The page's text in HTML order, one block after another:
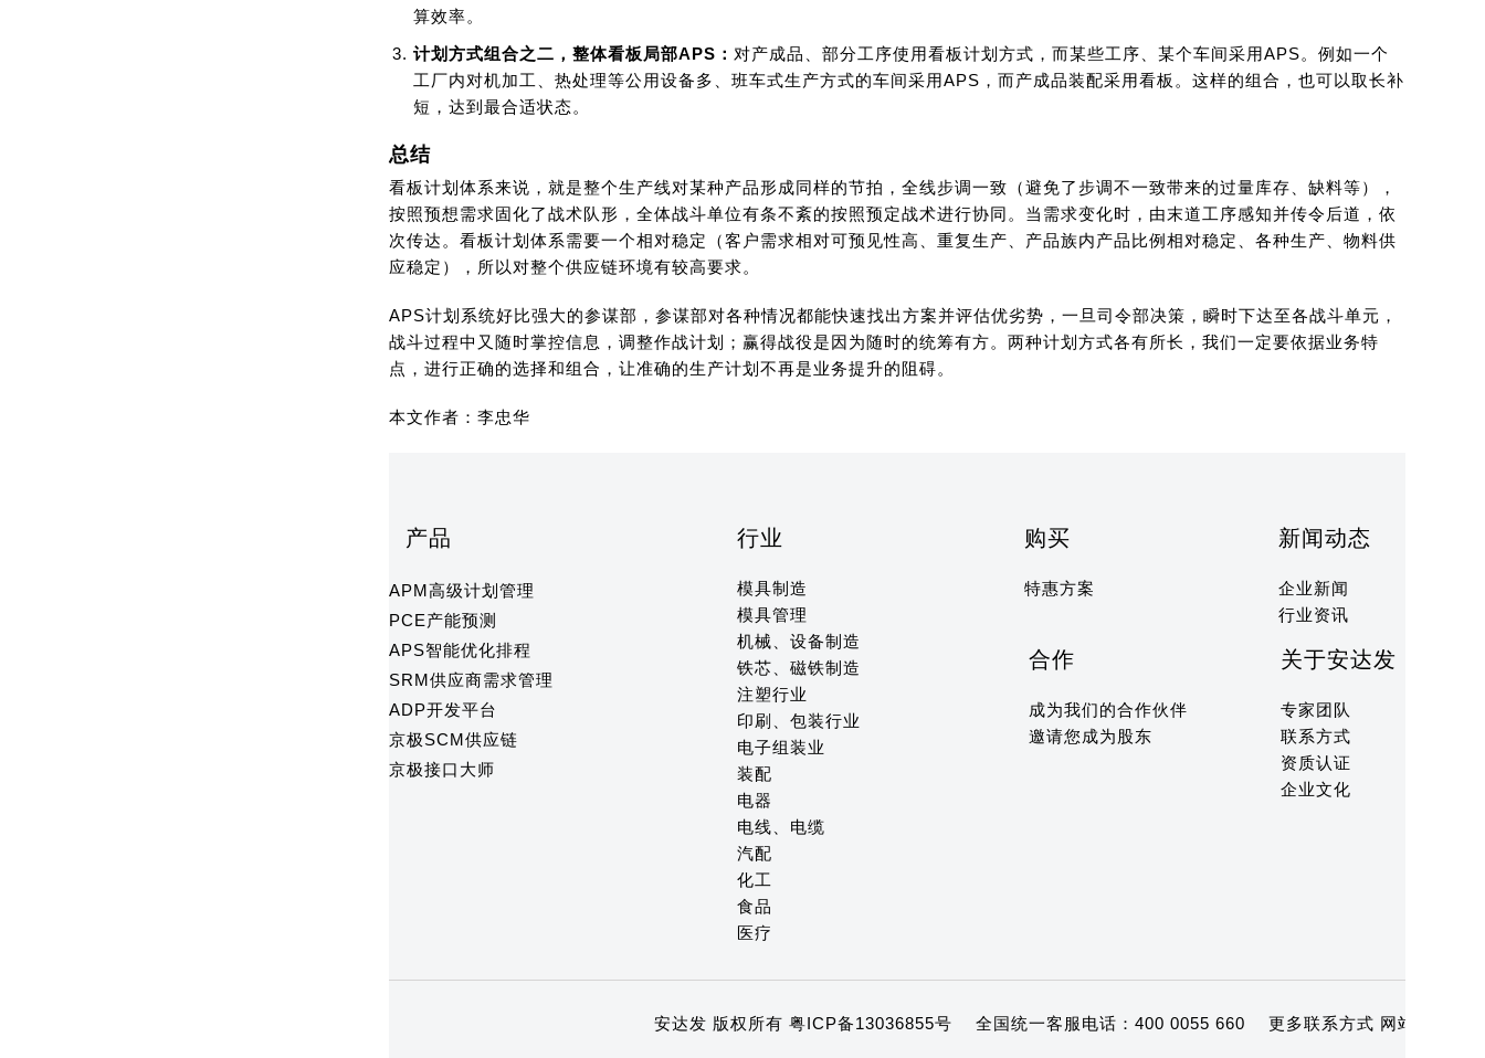
算效率。
计划方式组合之二，整体看板局部APS： 对产成品、部分工序使用看板计划方式，而某些工序、某个车间采用APS。例如一个
工厂内对机加工、热处理等公用设备多、班车式生产方式的车间采用APS，而产成品装配采用看板。这样的组合，也可以取长补
短，达到最合适状态。
总结
看板计划体系来说，就是整个生产线对某种产品形成同样的节拍，全线步调一致（避免了步调不一致带来的过量库存、缺料等），
按照预想需求固化了战术队形，全体战斗单位有条不紊的按照预定战术进行协同。当需求变化时，由末道工序感知并传令后道，依
次传达。看板计划体系需要一个相对稳定（客户需求相对可预见性高、重复生产、产品族内产品比例相对稳定、各种生产、物料供
应稳定），所以对整个供应链环境有较高要求。
APS计划系统好比强大的参谋部，参谋部对各种情况都能快速找出方案并评估优劣势，一旦司令部决策，瞬时下达至各战斗单元，
战斗过程中又随时掌控信息，调整作战计划；赢得战役是因为随时的统筹有方。两种计划方式各有所长，我们一定要依据业务特
点，进行正确的选择和组合，让准确的生产计划不再是业务提升的阻碍。
本文作者：李忠华
产品
APM高级计划管理
PCE产能预测
APS智能优化排程
SRM供应商需求管理
ADP开发平台
京极SCM供应链
京极接口大师
行业
模具制造
模具管理
机械、设备制造
铁芯、磁铁制造
注塑行业
印刷、包装行业
电子组装业
装配
电器
电线、电缆
汽配
化工
食品
医疗
购买
特惠方案
新闻动态
企业新闻
行业资讯
关于安达发
专家团队
联系方式
资质认证
企业文化
合作
成为我们的合作伙伴
邀请您成为股东
安达发 版权所有 粤ICP备13036855号 全国统一客服电话：400 0055 660 更多联系方式 网站地图